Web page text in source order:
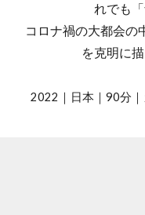
れでも
コロナ禍の大都会の
を克明に
2022｜日本｜90分